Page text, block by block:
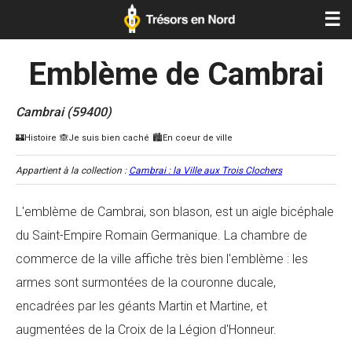
☰
Emblème de Cambrai
Cambrai (59400)
Appartient à la collection : Cambrai : la Ville aux Trois Clochers
L'emblème de Cambrai, son blason, est un aigle bicéphale
du Saint-Empire Romain Germanique. La chambre de
commerce de la ville affiche très bien l'emblème : les
armes sont surmontées de la couronne ducale,
encadrées par les géants Martin et Martine, et
augmentées de la Croix de la Légion d'Honneur.